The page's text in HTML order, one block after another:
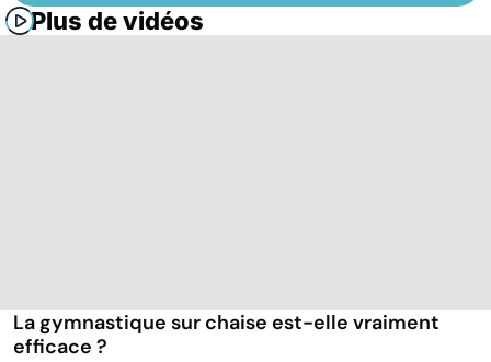
Plus de vidéos
La gymnastique sur chaise est-elle vraiment
efficace ?